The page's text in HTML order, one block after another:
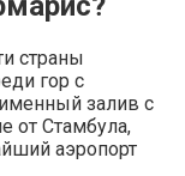
страны
гор с
залив с
от Стамбула,
аэропорт